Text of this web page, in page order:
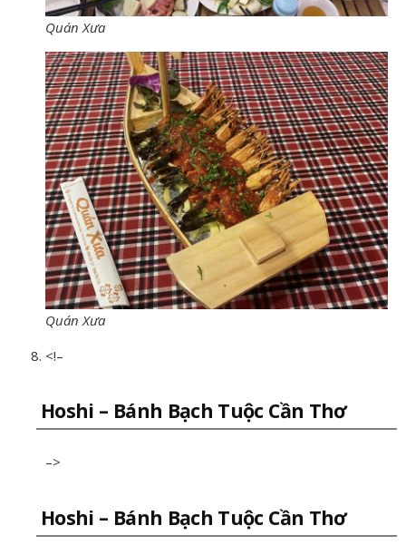
Quán Xưa
Quán Xưa
<!–
Hoshi – Bánh Bạch Tuộc Cần Thơ
–>
Hoshi – Bánh Bạch Tuộc Cần Thơ